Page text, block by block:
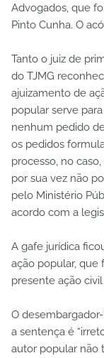
Advogados, que
Pinto Cunha. O
Tanto o juiz de
do TJMG
ajuizamento de
popular serve
nenhum pedido
os pedidos
processo, no
por sua vez não
pelo Ministério
acordo com a
A gafe jurídica
ação popular, que
presente ação civil
O
a sentença é
autor popular não